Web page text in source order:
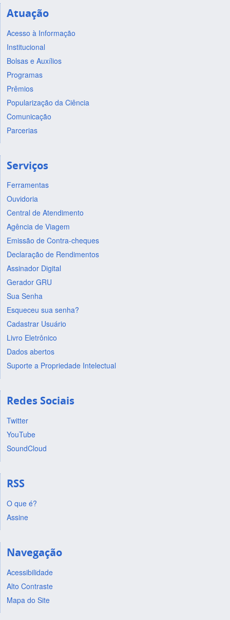
Atuação
Acesso à Informação
Institucional
Bolsas e Auxílios
Programas
Prêmios
Popularização da Ciência
Comunicação
Parcerias
Serviços
Ferramentas
Ouvidoria
Central de Atendimento
Agência de Viagem
Emissão de Contra-cheques
Declaração de Rendimentos
Assinador Digital
Gerador GRU
Sua Senha
Esqueceu sua senha?
Cadastrar Usuário
Livro Eletrônico
Dados abertos
Suporte a Propriedade Intelectual
Redes Sociais
Twitter
YouTube
SoundCloud
RSS
O que é?
Assine
Navegação
Acessibilidade
Alto Contraste
Mapa do Site